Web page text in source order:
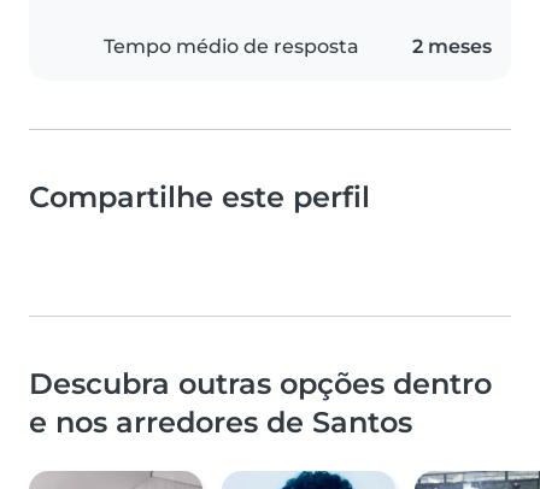
Tempo médio de resposta 2 meses
Compartilhe este perfil
Descubra outras opções dentro
e nos arredores de Santos